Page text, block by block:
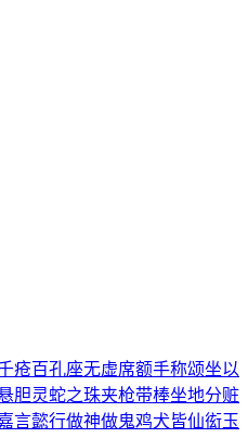
疮百孔座无虚席额手称颂坐以
胆灵蛇之珠夹枪带棒坐地分赃
言懿行做神做鬼鸡犬皆仙衒玉